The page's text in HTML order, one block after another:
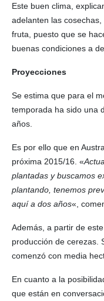
Este buen clima,
adelanten las
fruta, puesto que se
buenas condiciones a
Proyecciones
Se estima que para el
temporada ha sido una
años.
Es por ello que en
próxima 2015/16. «
plantadas y buscamos
plantando, tenemos
aquí a dos años«,
Además, a partir de
producción de cerezas.
comenzó con media
En cuanto a la
que están en